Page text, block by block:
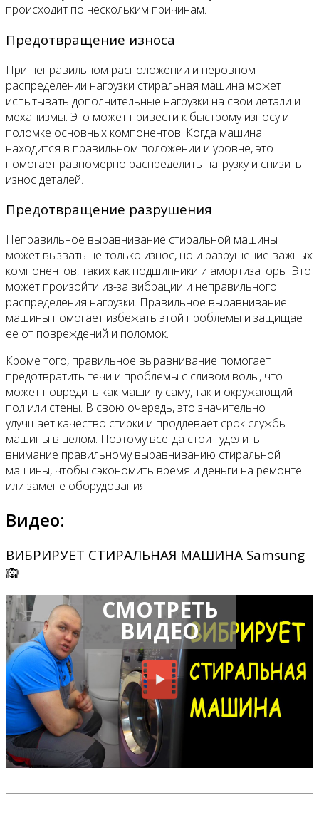
происходит по нескольким причинам.
Предотвращение износа
При неправильном расположении и неровном
распределении нагрузки стиральная машина может
испытывать дополнительные нагрузки на свои детали и
механизмы. Это может привести к быстрому износу и
поломке основных компонентов. Когда машина
находится в правильном положении и уровне, это
помогает равномерно распределить нагрузку и снизить
износ деталей.
Предотвращение разрушения
Неправильное выравнивание стиральной машины
может вызвать не только износ, но и разрушение важных
компонентов, таких как подшипники и амортизаторы. Это
может произойти из-за вибрации и неправильного
распределения нагрузки. Правильное выравнивание
машины помогает избежать этой проблемы и защищает
ее от повреждений и поломок.
Кроме того, правильное выравнивание помогает
предотвратить течи и проблемы с сливом воды, что
может повредить как машину саму, так и окружающий
пол или стены. В свою очередь, это значительно
улучшает качество стирки и продлевает срок службы
машины в целом. Поэтому всегда стоит уделить
внимание правильному выравниванию стиральной
машины, чтобы сэкономить время и деньги на ремонте
или замене оборудования.
Видео:
ВИБРИРУЕТ СТИРАЛЬНАЯ МАШИНА Samsung
🙉
СМОТРЕТЬ
ВИДЕО